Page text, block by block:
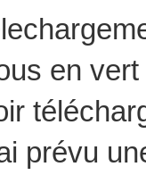
en
prévu